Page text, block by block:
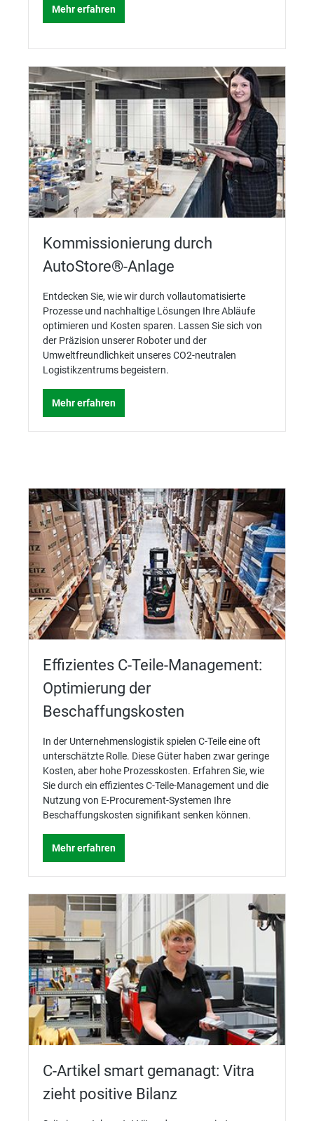
Mehr erfahren
Kommissionierung durch
AutoStore®-Anlage
Entdecken Sie, wie wir durch vollautomatisierte
Prozesse und nachhaltige Lösungen Ihre Abläufe
optimieren und Kosten sparen. Lassen Sie sich von
der Präzision unserer Roboter und der
Umweltfreundlichkeit unseres CO2-neutralen
Logistikzentrums begeistern.
Mehr erfahren
Effizientes C-Teile-Management:
Optimierung der
Beschaffungskosten
In der Unternehmenslogistik spielen C-Teile eine oft
unterschätzte Rolle. Diese Güter haben zwar geringe
Kosten, aber hohe Prozesskosten. Erfahren Sie, wie
Sie durch ein effizientes C-Teile-Management und die
Nutzung von E-Procurement-Systemen Ihre
Beschaffungskosten signifikant senken können.
Mehr erfahren
C-Artikel smart gemanagt: Vitra
zieht positive Bilanz